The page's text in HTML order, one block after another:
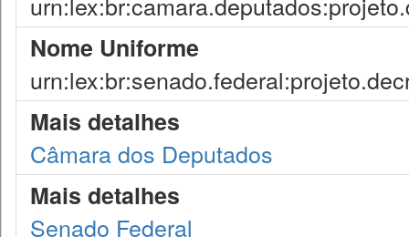
Nome Uniforme
Mais detalhes
Câmara dos Deputados
Mais detalhes
Senado Federal